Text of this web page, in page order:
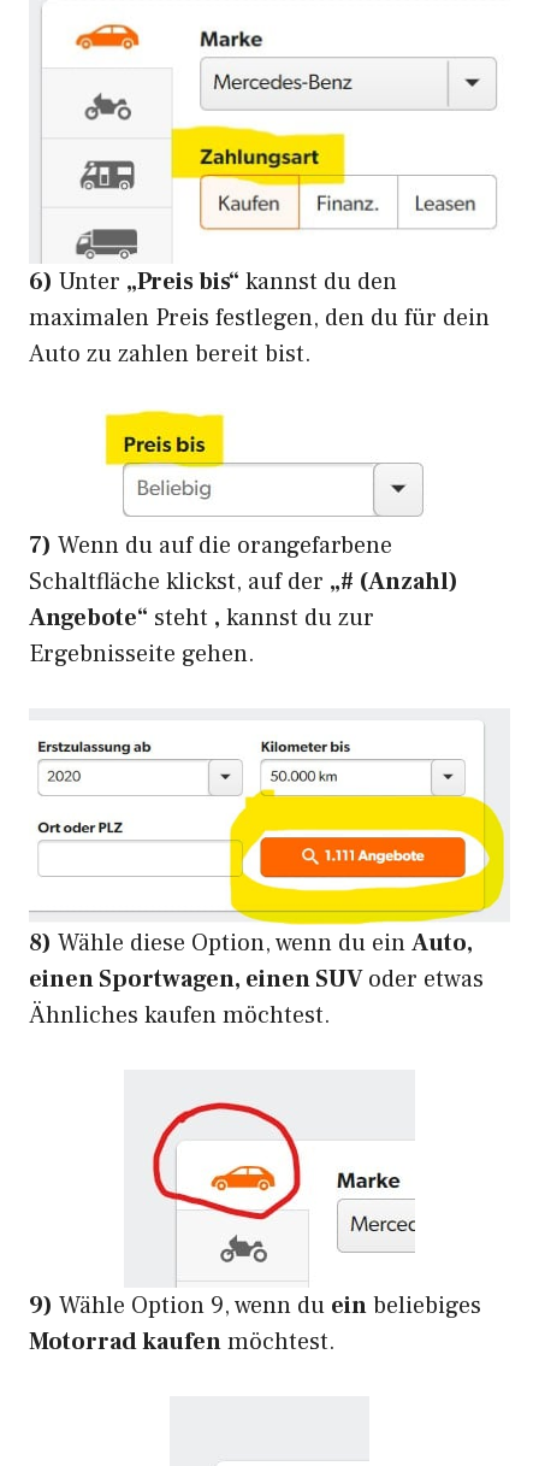
6) Unter „Preis bis“ kannst du den
maximalen Preis festlegen, den du für dein
Auto zu zahlen bereit bist.
7) Wenn du auf die orangefarbene
Schaltfläche klickst, auf der „# (Anzahl)
Angebote“ steht , kannst du zur
Ergebnisseite gehen.
8) Wähle diese Option, wenn du einAuto,
einen Sportwagen, einen SUVoder etwas
Ähnliches kaufen möchtest.
9) Wähle Option 9, wenn du einbeliebiges
Motorrad kaufenmöchtest.